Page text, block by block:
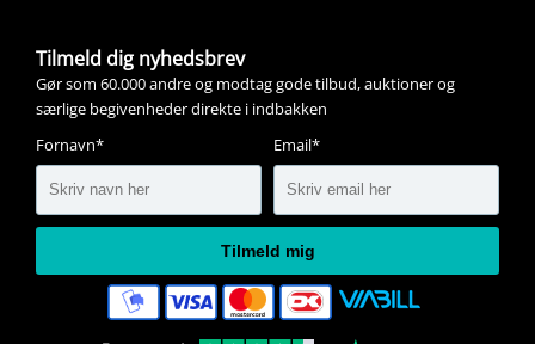
Tilmeld dig nyhedsbrev
Gør som 60.000 andre og modtag gode tilbud, auktioner og
særlige begivenheder direkte i indbakken
Fornavn*
Email*
Tilmeld mig